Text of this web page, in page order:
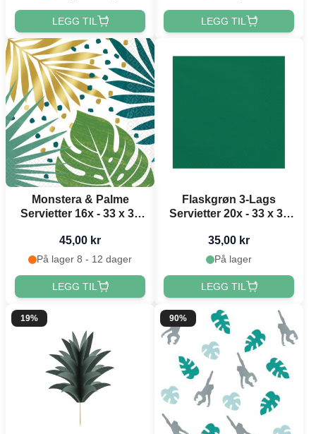
LEGG TIL LEGG TIL
Monstera & Palme
Servietter 16x - 33 x 33
45,00 kr
På lager 8 - 12 dager
LEGG TIL
Flaskgrøn 3-Lags
Servietter 20x - 33 x 33
35,00 kr
På lager
LEGG TIL
19% 90%